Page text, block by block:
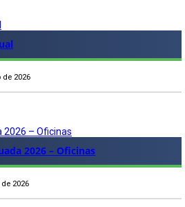
de 2026
2026 – Oficinas
2026 – Oficinas
2026